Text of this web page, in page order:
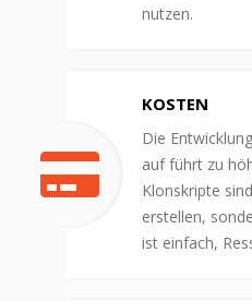
nutzen.
KOSTEN
Die
auf führt zu
Klonskripte
erstellen,
ist einfach,